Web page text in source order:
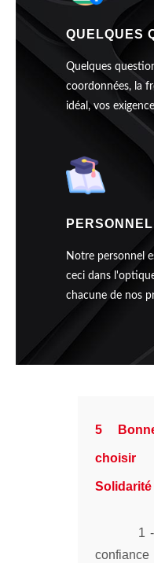
QUELQUES
Quelques
coordonnées, la
idéal, vos
Notre personnel
ceci dans
chacune de nos
5
1 - Un
confiance